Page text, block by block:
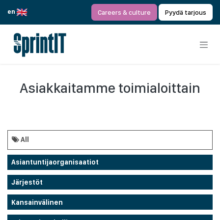
en
Careers & culture Pyydä tarjous
Asiakkaitamme toimialoittain
All
Asiantuntijaorganisaatiot
Järjestöt
Kansainvälinen